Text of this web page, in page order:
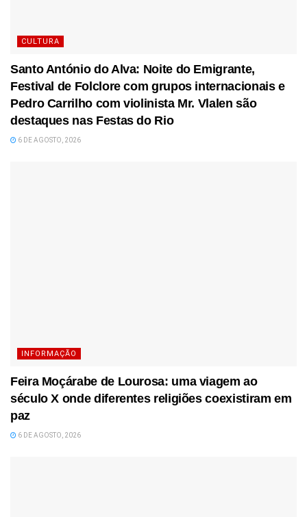
CULTURA
Santo António do Alva: Noite do Emigrante,
Festival de Folclore com grupos internacionais e
Pedro Carrilho com violinista Mr. Vlalen são
destaques nas Festas do Rio
6 DE AGOSTO, 2026
INFORMAÇÃO
Feira Moçárabe de Lourosa: uma viagem ao
século X onde diferentes religiões coexistiram em
paz
6 DE AGOSTO, 2026